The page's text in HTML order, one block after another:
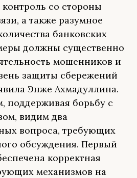
со стороны
а также разумное
банковских
должны существенно
мошенников и
защиты сбережений
Энже Ахмадуллина.
поддерживая борьбу с
видим два
вопроса, требующих
обсуждения. Первый
корректная
механизмов на